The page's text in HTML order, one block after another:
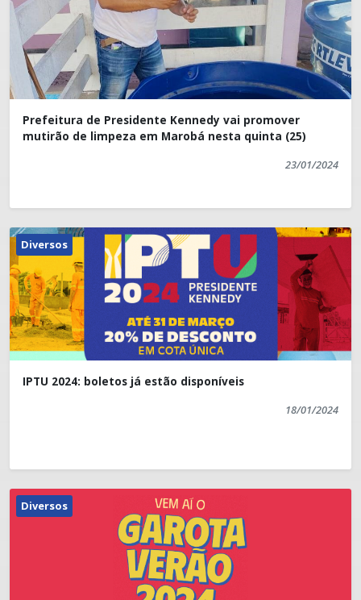
Prefeitura de Presidente Kennedy vai promover
mutirão de limpeza em Marobá nesta quinta (25)
23/01/2024
Diversos
IPTU 2024: boletos já estão disponíveis
18/01/2024
Diversos